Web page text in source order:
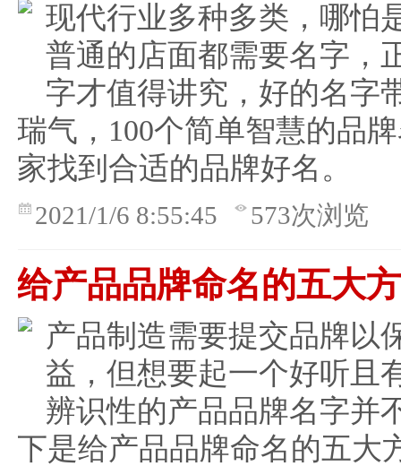
现代行业多种多类，哪怕
普通的店面都需要名字，
字才值得讲究，好的名字
瑞气，100个简单智慧的品
家找到合适的品牌好名。
2021/1/6 8:55:45 573次浏览
给产品品牌命名的五大
产品制造需要提交品牌以
益，但想要起一个好听且
辨识性的产品品牌名字并
下是给产品品牌命名的五大